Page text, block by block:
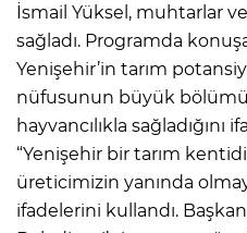
İsmail Yüksel, muhtarlar
sağladı. Programda
Yenişehir’in tarım
nüfusunun büyük
hayvancılıkla sağladığını
“Yenişehir bir tarım
üreticimizin yanında
ifadelerini kullandı.